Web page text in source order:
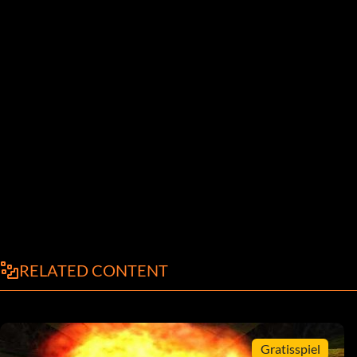
RELATED CONTENT
Gratisspiel